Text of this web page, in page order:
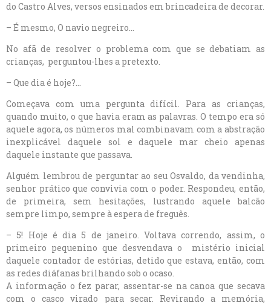
do Castro Alves, versos ensinados em brincadeira de decorar.
– É mesmo, O navio negreiro…
No afã de resolver o problema com que se debatiam as
crianças, perguntou-lhes a pretexto.
– Que dia é hoje?…
Começava com uma pergunta difícil. Para as crianças,
quando muito, o que havia eram as palavras. O tempo era só
aquele agora, os números mal combinavam com a abstração
inexplicável daquele sol e daquele mar cheio apenas
daquele instante que passava.
Alguém lembrou de perguntar ao seu Osvaldo, da vendinha,
senhor prático que convivia com o poder. Respondeu, então,
de primeira, sem hesitações, lustrando aquele balcão
sempre limpo, sempre à espera de freguês.
– 5! Hoje é dia 5 de janeiro. Voltava correndo, assim, o
primeiro pequenino que desvendava o mistério inicial
daquele contador de estórias, detido que estava, então, com
as redes diáfanas brilhando sob o ocaso.
A informação o fez parar, assentar-se na canoa que secava
com o casco virado para secar. Revirando a memória,